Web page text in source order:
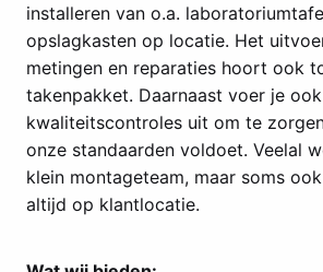
installeren van o.a.
opslagkasten op locatie. Het
metingen en reparaties hoort ook
takenpakket. Daarnaast voer je ook
kwaliteitscontroles uit om te
onze standaarden voldoet. Veelal
klein montageteam, maar soms
altijd op klantlocatie.